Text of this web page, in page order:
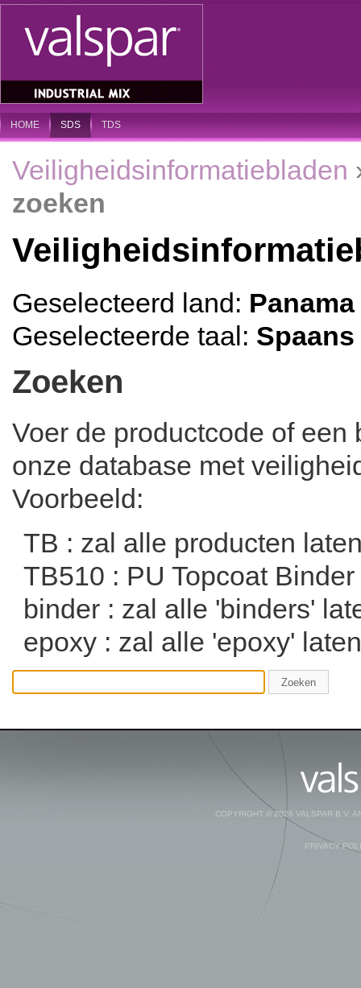
HOME SDS TDS
Veiligheidsinformatiebladen
zoeken
Geselecteerd land: Panama
Geselecteerde taal: Spaans
Zoeken
Voer de productcode of
onze database met
Voorbeeld:
TB : zal alle producten
TB510 : PU Topcoat
binder : zal alle 'binders'
epoxy : zal alle 'epoxy'
Zoeken
COPYRIGHT © 2026 VALSPAR B.V.
PRIVACY